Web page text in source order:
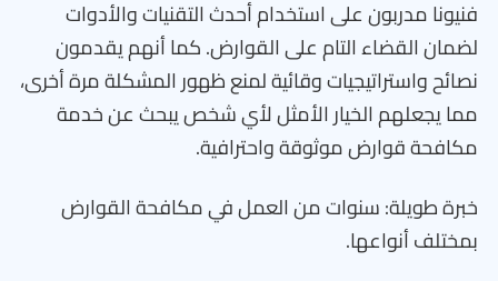
فنيونا مدربون على استخدام أحدث التقنيات والأدوات
لضمان القضاء التام على القوارض. كما أنهم يقدمون
نصائح واستراتيجيات وقائية لمنع ظهور المشكلة مرة أخرى،
مما يجعلهم الخيار الأمثل لأي شخص يبحث عن خدمة
مكافحة قوارض موثوقة واحترافية.
خبرة طويلة: سنوات من العمل في مكافحة القوارض
بمختلف أنواعها.